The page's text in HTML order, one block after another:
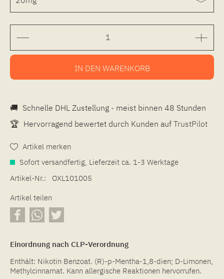
IN DEN WARENKORB
🚚 Schnelle DHL Zustellung - meist binnen 48 Stunden
🏆 Hervorragend bewertet durch Kunden auf TrustPilot
Artikel merken
Sofort versandfertig, Lieferzeit ca. 1-3 Werktage
Artikel-Nr.:
OXL101005
Artikel teilen
Einordnung nach CLP-Verordnung
Enthält: Nikotin Benzoat. (R)-p-Mentha-1,8-dien; D-Limonen,
Methylcinnamat. Kann allergische Reaktionen hervorrufen.